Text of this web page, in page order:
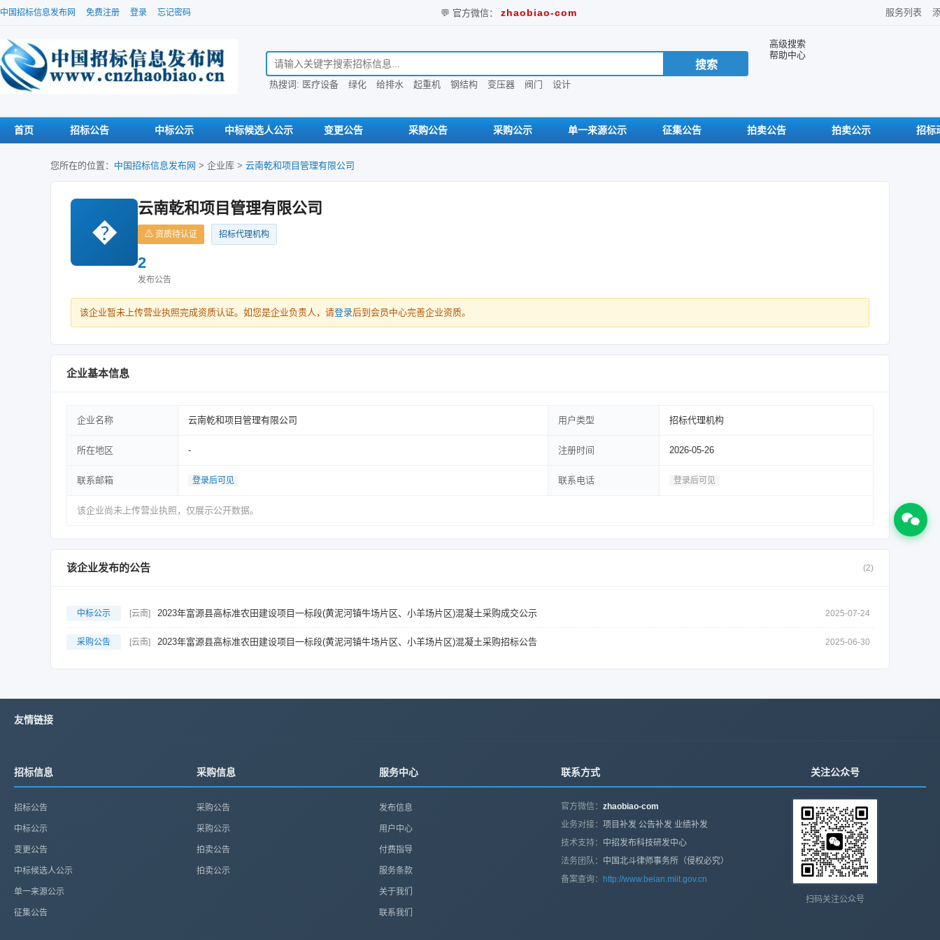
中国招标信息发布网 免费注册 登录 忘记密码 💬 官方微信： zhaobiao-com 服务列表
搜索招标信息
热搜词: 医疗设备 绿化 给排水 起重机 钢结构 变压器 阀门 设计
高级搜索
帮助中心
首页 招标公告 中标公示 中标候选人公示 变更公告 采购公告 采购公示 单一来源公示 征集公告 拍卖公告 拍卖公示 招标
您所在的位置： 中国招标信息发布网 > 企业库 > 云南乾和项目管理有限公司
�
云南乾和项目管理有限公司
⚠ 资质待认证 招标代理机构
2
发布公告
该企业暂未上传营业执照完成资质认证。如您是企业负责人，请登录后到会员中心完善企业资质。
企业基本信息
企业名称 云南乾和项目管理有限公司 用户类型 招标代理机构
所在地区 - 注册时间 2026-05-26
联系邮箱 登录后可见 联系电话 登录后可见
该企业尚未上传营业执照，仅展示公开数据。
该企业发布的公告 (2)
中标公示 [云南] 2023年富源县高标准农田建设项目一标段(黄泥河镇牛场片区、小羊场片区)混凝土采购成交公示 2025-07-24
采购公告 [云南] 2023年富源县高标准农田建设项目一标段(黄泥河镇牛场片区、小羊场片区)混凝土采购招标公告 2025-06-30
友情链接
招标信息
招标公告
中标公示
变更公告
中标候选人公示
单一来源公示
征集公告
采购信息
采购公告
采购公示
拍卖公告
拍卖公示
服务中心
发布信息
用户中心
付费指导
服务条款
关于我们
联系我们
联系方式
官方微信：zhaobiao-com
业务对接：项目补发 公告补发 业绩补发
技术支持： 中招发布科技研发中心
法务团队： 中国北斗律师事务所（侵权必究）
备案查询：
http://www.beian.miit.gov.cn
关注公众号
扫码关注公众号